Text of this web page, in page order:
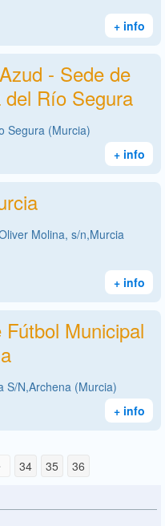
+ info
- Sede de
del Río Segura
Segura (Murcia)
+ info
Molina, s/n,Murcia
+ info
Municipal
S/N,Archena (Murcia)
+ info
34 35 36